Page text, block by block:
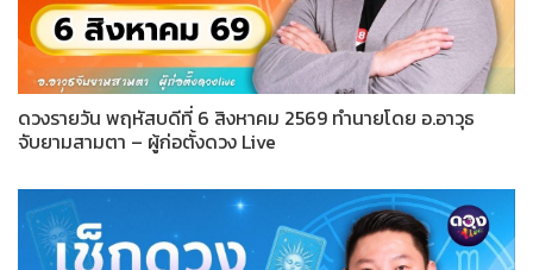
ดวงรายวัน พฤหัสบดีที่ 6 สิงหาคม 2569 ทำนายโดย อ.อาวุธ
จับยามสามตา – ผู้ก่อตั้งดวง Live